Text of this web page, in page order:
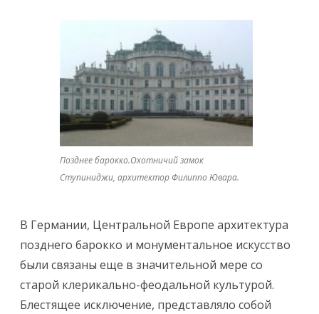
Позднее барокко.Охотничий замок
Ступиниджи, архитектор Филиппо Ювара.
В Германии, Центральной Европе архитектура
позднего барокко и монументальное искусство
были связаны еще в значительной мере со
старой клерикально-феодальной культурой.
Блестящее исключение, представляло собой